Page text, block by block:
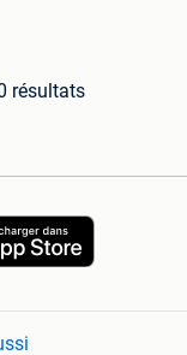
résultats